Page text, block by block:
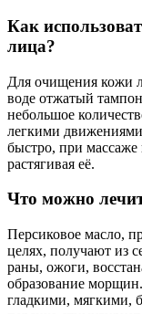
Как
лица?
Для очищения кожи
воде отжатый
небольшое
легкими
быстро, при массаже
растягивая её.
Что можно
Персиковое масло,
целях, получают из
раны, ожоги,
образование
гладкими, мягкими,